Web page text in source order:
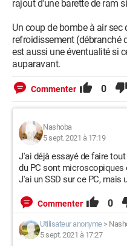
rajout d'une barette de ram
Un coup de bombe à air sec
refroidissement (débranché
est aussi une éventualité si
auparavant.
Commenter 0
Nashoba
5 sept. 2021 à 17:19
J'ai déjà essayé de faire
du PC sont microscopiques
J'ai un SSD sur ce PC, mais
Commenter 0
Utilisateur anonyme>
5 sept. 2021 à 17:27